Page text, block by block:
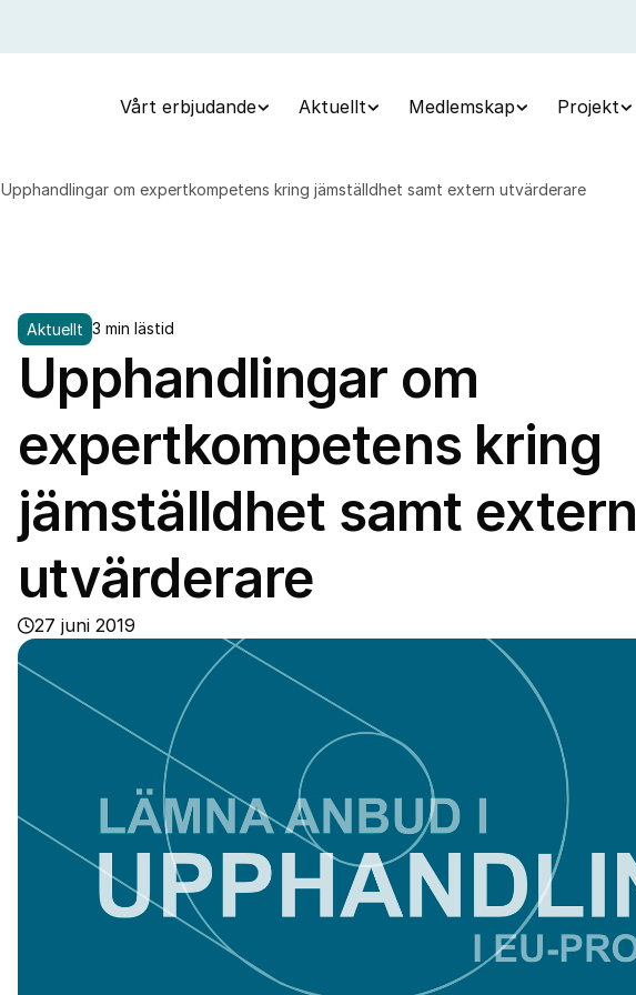
Vårt erbjudande Aktuellt Medlemskap Projekt
Upphandlingar om expertkompetens kring jämställdhet samt extern utvärderare
Aktuellt 3 min lästid
Upphandlingar om
expertkompetens kring
jämställdhet samt extern
utvärderare
27 juni 2019